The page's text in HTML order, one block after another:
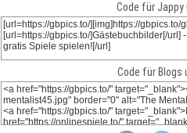
Code für Jappy
Code für Blogs